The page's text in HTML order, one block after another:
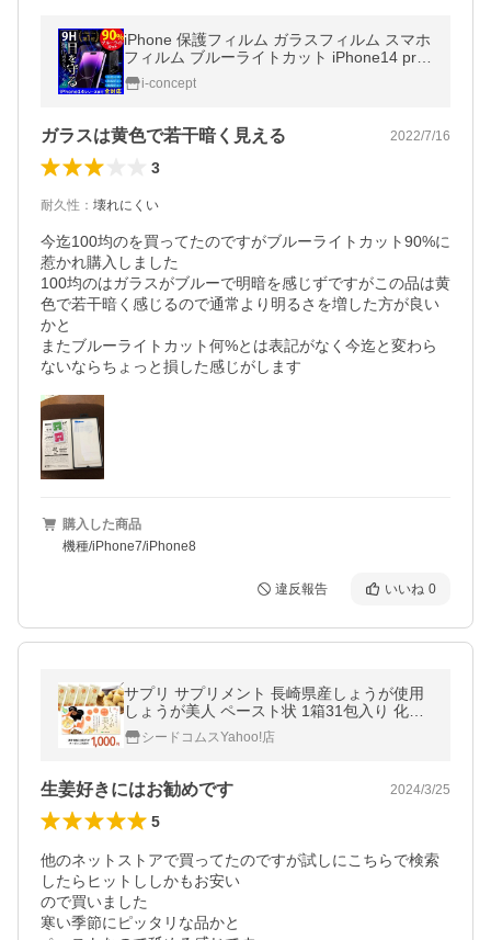
iPhone 保護フィルム ガラスフィルム スマホ
フィルム ブルーライトカット iPhone14 pro
max 12 13 11 iPhone se2 iPhoneXR iPhone
XS 硬度9H アイフォン セール
i-concept
ガラスは黄色で若干暗く見える 2022/7/16
3
耐久性 ： 壊れにくい
今迄100均のを買ってたのですがブルーライトカット90%に
惹かれ購入しました
100均のはガラスがブルーで明暗を感じずですがこの品は黄
色で若干暗く感じるので通常より明るさを増した方が良い
かと
またブルーライトカット何%とは表記がなく今迄と変わら
ないならちょっと損した感じがします
購入した商品
機種/iPhone7/iPhone8
違反報告 いいね 0
サプリ サプリメント 長崎県産しょうが使用
しょうが美人 ペースト状 1箱31包入り 化学
調味料 着色料 保存料 香料 全て一切不使用
シードコムスYahoo!店
生姜好きにはお勧めです 2024/3/25
5
他のネットストアで買ってたのですが試しにこちらで検索
したらヒットししかもお安い
ので買いました
寒い季節にピッタリな品かと